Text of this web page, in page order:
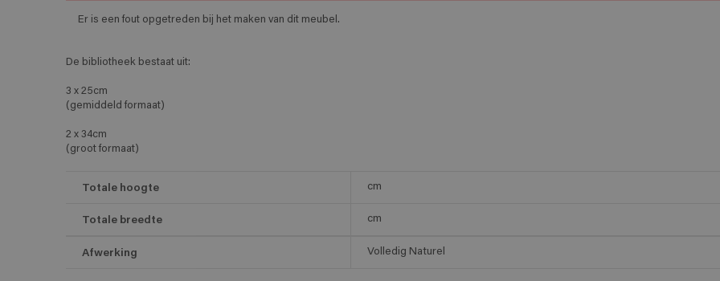
Er is een fout opgetreden bij het maken van dit meubel.
De bibliotheek bestaat uit:
3 x 25cm
(gemiddeld formaat)
2 x 34cm
(groot formaat)
Totale hoogte cm
Totale breedte cm
Afwerking Volledig Naturel